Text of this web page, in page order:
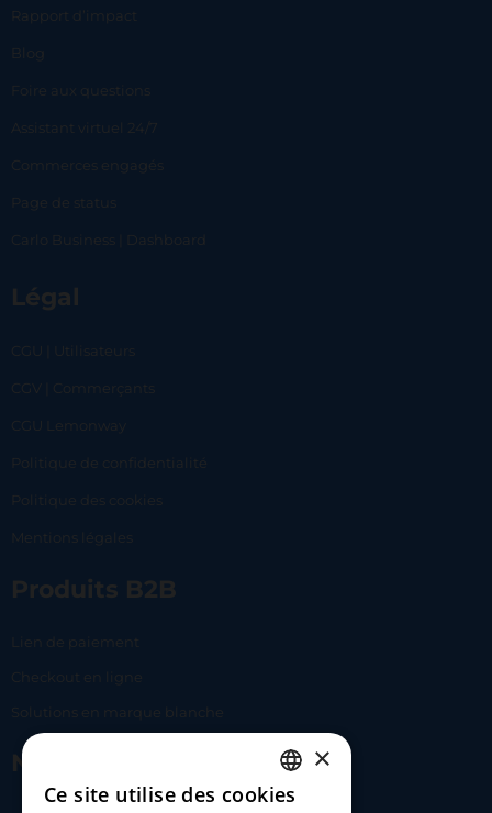
Rapport d’impact
Blog
Foire aux questions
Assistant virtuel 24/7
Commerces engagés
Page de status
Carlo Business | Dashboard
Légal
CGU | Utilisateurs
CGV | Commerçants
CGU Lemonway
Politique de confidentialité
Politique des cookies
Mentions légales
Produits B2B
Lien de paiement
Checkout en ligne
Solutions en marque blanche
Nous contacter
FRENCH
×
Ce site utilise des cookies